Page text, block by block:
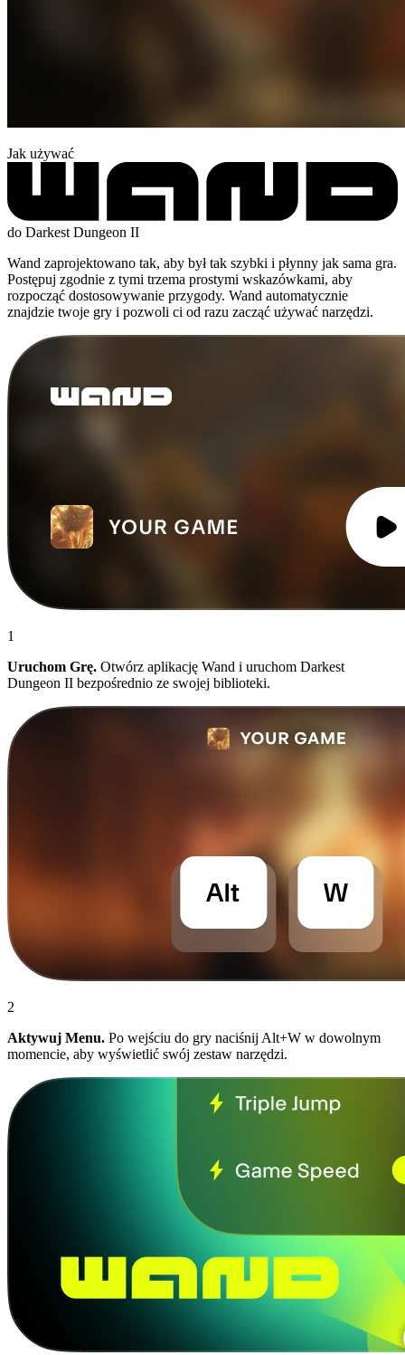
Jak używać
do Darkest Dungeon II
Wand zaprojektowano tak, aby był tak szybki i płynny jak sama gra.
Postępuj zgodnie z tymi trzema prostymi wskazówkami, aby
rozpocząć dostosowywanie przygody. Wand automatycznie
znajdzie twoje gry i pozwoli ci od razu zacząć używać narzędzi.
1
Uruchom Grę. Otwórz aplikację Wand i uruchom Darkest
Dungeon II bezpośrednio ze swojej biblioteki.
2
Aktywuj Menu. Po wejściu do gry naciśnij Alt+W w dowolnym
momencie, aby wyświetlić swój zestaw narzędzi.